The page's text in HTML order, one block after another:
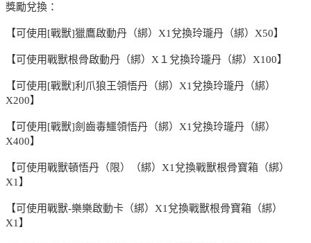
獎勵兌換：
【可使用[戰獸]獵鷹啟動丹（綁）X1兌換玲瓏丹（綁）X50】
【可使用戰獸根骨啟動丹（綁）X１兌換玲瓏丹（綁）X100】
【可使用[戰獸]利爪狼王領悟丹（綁）X1兌換玲瓏丹（綁）
X200】
【可使用[戰獸]劍齒毒鱷領悟丹（綁）X1兌換玲瓏丹（綁）
X400】
【可使用戰獸頓悟丹（限）（綁）X1兌換戰獸根骨寶箱（綁）
X1】
【可使用戰獸-樂樂啟動卡（綁）X1兌換戰獸根骨寶箱（綁）
X1】